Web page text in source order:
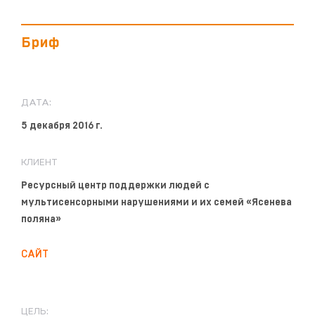
ДАТА:
5 декабря 2016 г.
КЛИЕНТ
Ресурсный центр поддержки людей с
мультисенсорными нарушениями и их семей «Ясенева
поляна»
САЙТ
ЦЕЛЬ:
Бриф